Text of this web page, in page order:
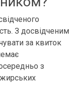
З досвідченим
за квиток
з